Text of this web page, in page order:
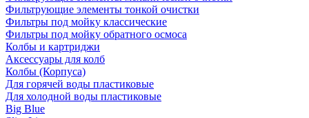
Фильтрующие элементы тонкой очистки
Фильтры под мойку классические
Фильтры под мойку обратного осмоса
Колбы и картриджи
Аксессуары для колб
Колбы (Корпуса)
Для горячей воды пластиковые
Для холодной воды пластиковые
Big Blue